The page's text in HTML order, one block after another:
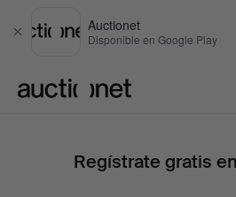
Cerrar
Auctionet
Disponible en Google Play
Regístrate gratis